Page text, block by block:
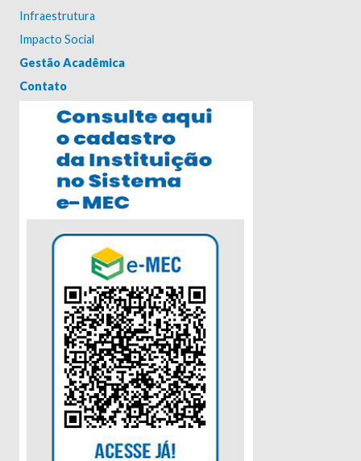
Infraestrutura
Impacto Social
Gestão Acadêmica
Contato